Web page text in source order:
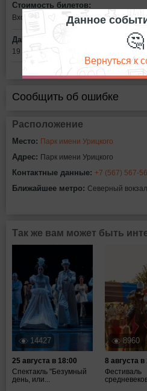
Стоимость билетов:
Вход свободный
Дата:
19 августа в 14:00
Сообщить об ошибке
Расположение
Место: Парк имени Урицкого
Адрес: Парк имени Урицкого
Контактные данные: +7 (567) 567-
Ближайшее метро: Северный вокзал
Так же вам может быть
14427
25 августа в 18:00
Спектакль "Безумный
день, или...
8960
8 августа в
Фестиваль
Данное
🤔
Вернуться к